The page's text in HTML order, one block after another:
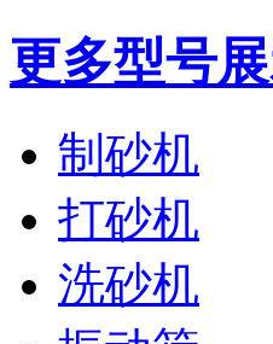
更多型号
制砂机
打砂机
洗砂机